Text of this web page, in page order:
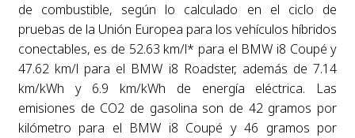
de combustible, según lo calculado en el ciclo de
pruebas de la Unión Europea para los vehículos híbridos
conectables, es de 52.63 km/l* para el BMW i8 Coupé y
47.62 km/l para el BMW i8 Roadster, además de 7.14
km/kWh y 6.9 km/kWh de energía eléctrica. Las
emisiones de CO2 de gasolina son de 42 gramos por
kilómetro para el BMW i8 Coupé y 46 gramos por